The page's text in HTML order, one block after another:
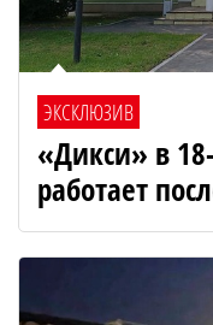
ЭКСКЛЮЗИВ
«Дикси» в
работает